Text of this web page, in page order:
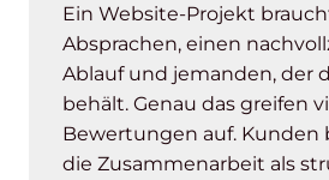
Ein Website-Projekt
Absprachen, einen
Ablauf und jemanden, der
behält. Genau das greifen
Bewertungen auf. Kunden
die Zusammenarbeit als